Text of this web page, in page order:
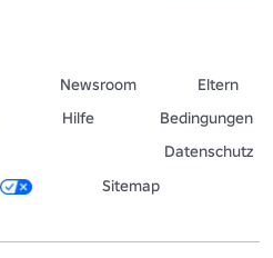
Newsroom
Eltern
Hilfe
Bedingungen
Datenschutz
Sitemap